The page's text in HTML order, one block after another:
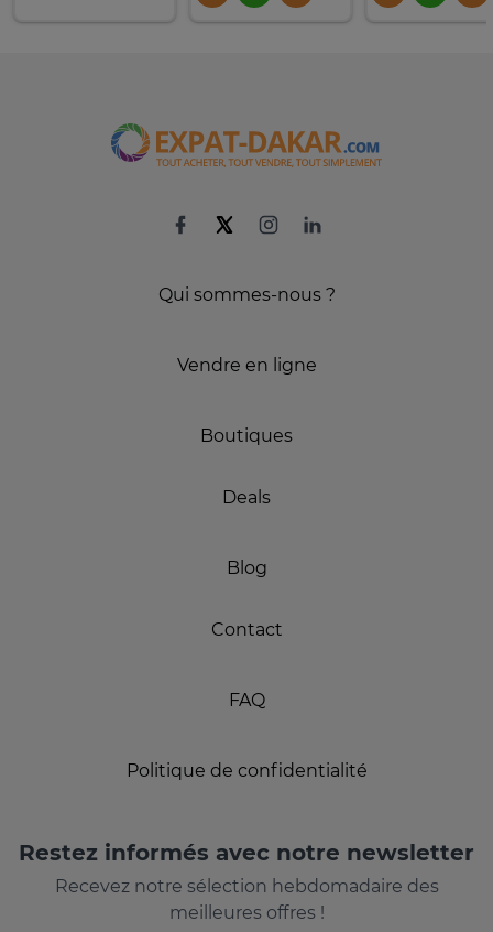
Qui sommes-nous ?
Vendre en ligne
Boutiques
Deals
Blog
Contact
FAQ
Politique de confidentialité
Restez informés avec notre newsletter
Recevez notre sélection hebdomadaire des
meilleures offres !